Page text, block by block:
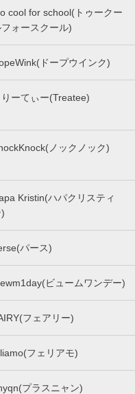
cool for school(トゥークー
フォースクール)
ドープウインク)
りーてぃー(Treatee)
ノックノック)
Kristin(ハパクリスティ
パース)
ビュームワンデー)
フェアリー)
フェリアモ)
プラスニャン)